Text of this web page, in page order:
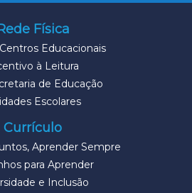
Física
Educacionais
à Leitura
de Educação
Escolares
Currículo
Aprender Sempre
para Aprender
e Inclusão